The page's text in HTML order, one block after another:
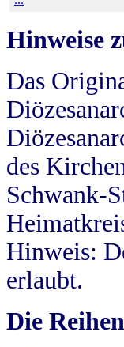
Hinweise
Das
des
Schwank-
Hinweis:
erlaubt.
Die